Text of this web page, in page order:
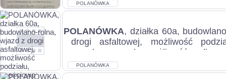
POLANÓWKA
POLANÓWKA, działka 60a,
drogi asfaltowej, możliwość
ogrodzona, woda, możliwość
POLANÓWKA